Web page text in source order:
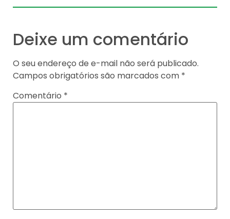
Deixe um comentário
O seu endereço de e-mail não será publicado.
Campos obrigatórios são marcados com *
Comentário *